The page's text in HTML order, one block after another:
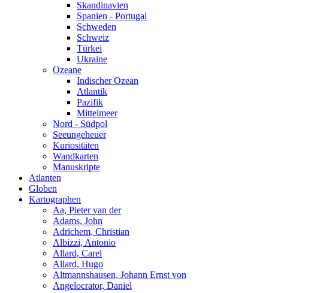
Skandinavien
Spanien - Portugal
Schweden
Schweiz
Türkei
Ukraine
Ozeane
Indischer Ozean
Atlantik
Pazifik
Mittelmeer
Nord - Südpol
Seeungeheuer
Kuriositäten
Wandkarten
Manuskripte
Atlanten
Globen
Kartographen
Aa, Pieter van der
Adams, John
Adrichem, Christian
Albizzi, Antonio
Allard, Carel
Allard, Hugo
Altmannshausen, Johann Ernst von
Angelocrator, Daniel